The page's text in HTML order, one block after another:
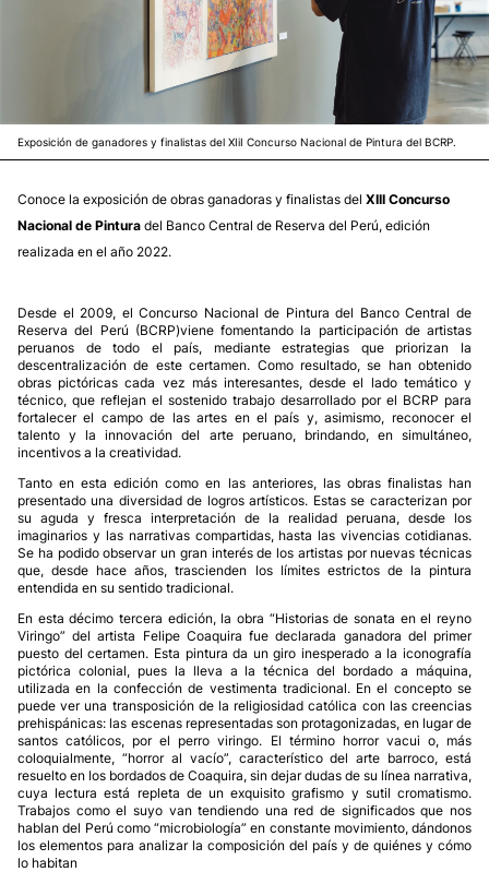
Exposición de ganadores y finalistas del XIiI Concurso Nacional de Pintura del BCRP.
Conoce la exposición de obras ganadoras y finalistas del XIII Concurso
Nacional de Pintura del Banco Central de Reserva del Perú, edición
realizada en el año 2022.
Desde el 2009, el Concurso Nacional de Pintura del Banco Central de
Reserva del Perú (BCRP)viene fomentando la participación de artistas
peruanos de todo el país, mediante estrategias que priorizan la
descentralización de este certamen. Como resultado, se han obtenido
obras pictóricas cada vez más interesantes, desde el lado temático y
técnico, que reflejan el sostenido trabajo desarrollado por el BCRP para
fortalecer el campo de las artes en el país y, asimismo, reconocer el
talento y la innovación del arte peruano, brindando, en simultáneo,
incentivos a la creatividad.
Tanto en esta edición como en las anteriores, las obras finalistas han
presentado una diversidad de logros artísticos. Estas se caracterizan por
su aguda y fresca interpretación de la realidad peruana, desde los
imaginarios y las narrativas compartidas, hasta las vivencias cotidianas.
Se ha podido observar un gran interés de los artistas por nuevas técnicas
que, desde hace años, trascienden los límites estrictos de la pintura
entendida en su sentido tradicional.
En esta décimo tercera edición, la obra “Historias de sonata en el reyno
Viringo” del artista Felipe Coaquira fue declarada ganadora del primer
puesto del certamen. Esta pintura da un giro inesperado a la iconografía
pictórica colonial, pues la lleva a la técnica del bordado a máquina,
utilizada en la confección de vestimenta tradicional. En el concepto se
puede ver una transposición de la religiosidad católica con las creencias
prehispánicas: las escenas representadas son protagonizadas, en lugar de
santos católicos, por el perro viringo. El término horror vacui o, más
coloquialmente, “horror al vacío”, característico del arte barroco, está
resuelto en los bordados de Coaquira, sin dejar dudas de su línea narrativa,
cuya lectura está repleta de un exquisito grafismo y sutil cromatismo.
Trabajos como el suyo van tendiendo una red de significados que nos
hablan del Perú como “microbiología” en constante movimiento, dándonos
los elementos para analizar la composición del país y de quiénes y cómo
lo habitan